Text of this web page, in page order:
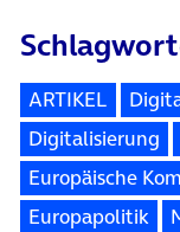
ARTIKEL
Digitalisierung
Europäische
Europapolitik